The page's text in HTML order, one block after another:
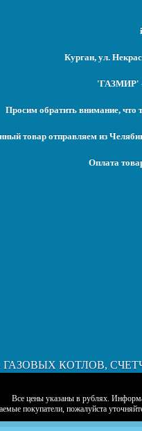
Курган, ул.
'ГАЗМИР' -
Просим обратить внимание, что
товар отправляем из
Оплата
КОТЛОВ,
Все цены указаны в рублях.
покупатели, пожалуйста